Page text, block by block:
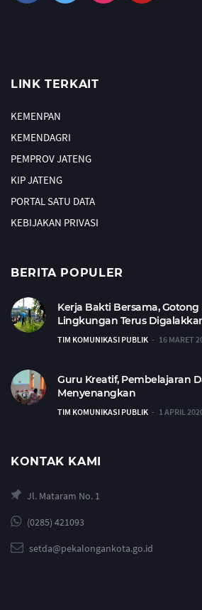
LINK TERKAIT
KEMENPAN
KEMENDAGRI
PEMPROV JATENG
KIP JATENG
PORTAL SATU DATA
KEBIJAKAN PRIVASI
BERITA POPULER
Kerja Bakti Bersama,
Lingkungan Terus
TIM KOMUNIKASI PUBLIK 16 MARET
Guru Kreatif, Pembelajaran
Menyenangkan
TIM KOMUNIKASI PUBLIK 1 APRIL
KONTAK KAMI
Jl. Mataram No. 1
(0285) 421093
setda@pekalongankota.go.id